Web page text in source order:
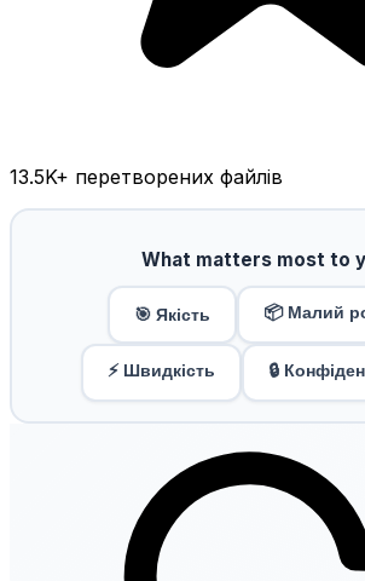
13.5K+ перетворених файлів
What matters most to
🎯 Якість 📦 Малий
⚡ Швидкість 🔒